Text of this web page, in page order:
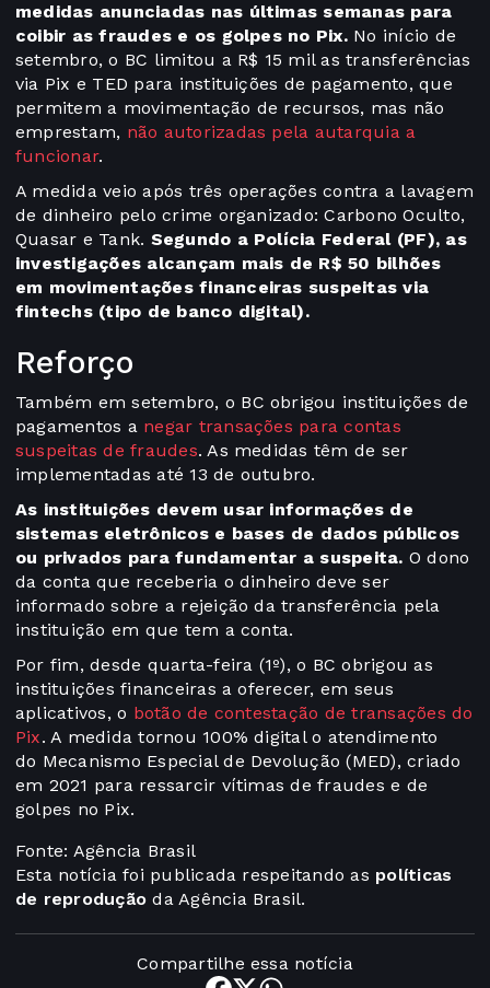
medidas anunciadas nas últimas semanas para
coibir as fraudes e os golpes no Pix.No início de
setembro, o BC limitou a R$ 15 mil as transferências
via Pix e TED para instituições de pagamento, que
permitem a movimentação de recursos, mas não
emprestam, não autorizadas pela autarquia a
funcionar.
A medida veio após três operações contra a lavagem
de dinheiro pelo crime organizado: Carbono Oculto,
Quasar e Tank. Segundo a Polícia Federal (PF), as
investigações alcançam mais de R$ 50 bilhões
em movimentações financeiras suspeitas via
fintechs (tipo de banco digital).
Reforço
Também em setembro, o BC obrigou instituições de
pagamentos a negar transações para contas
suspeitas de fraudes. As medidas têm de ser
implementadas até 13 de outubro.
As instituições devem usar informações de
sistemas eletrônicos e bases de dados públicos
ou privados para fundamentar a suspeita. O dono
da conta que receberia o dinheiro deve ser
informado sobre a rejeição da transferência pela
instituição em que tem a conta.
Por fim, desde quarta-feira (1º), o BC obrigou as
instituições financeiras a oferecer, em seus
aplicativos, o botão de contestação de transações do
Pix. A medida tornou 100% digital o atendimento
do Mecanismo Especial de Devolução (MED), criado
em 2021 para ressarcir vítimas de fraudes e de
golpes no Pix.
Fonte: Agência Brasil
Esta notícia foi publicada respeitando as políticas
de reprodução da Agência Brasil.
Compartilhe essa notícia